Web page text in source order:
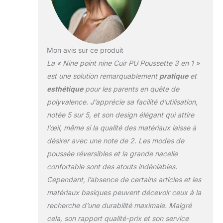
amovible offre un
accès pratique à
votre bébé. La
offre à votre enfant
beaucoup d'espace
Design polyvalent
et pratique : la
poussette 3 en 1
offre une
avec trois modes
en un seul produit.
Le cadre en alliage
d'aluminium
garantit une
sans compromettre
la maniabilité. La
fonction de pliage
Mon avis sur ce produit
La « Nine point nine Cuir PU Poussette 3 en 1 »
est une solution remarquablement pratiqueet
esthétiquepour les parents en quête de
polyvalence. J’apprécie sa facilité d’utilisation,
notée 5 sur 5, et son design élégant qui attire
l’œil, même si la qualité des matériaux laisse à
désirer avec une note de 2. Les modes de
poussée réversibles et la grande nacelle
confortable sont des atouts indéniables.
Cependant, l’absence de certains articles et les
matériaux basiques peuvent décevoir ceux à la
recherche d’une durabilité maximale. Malgré
cela, son rapport qualité-prix et son service